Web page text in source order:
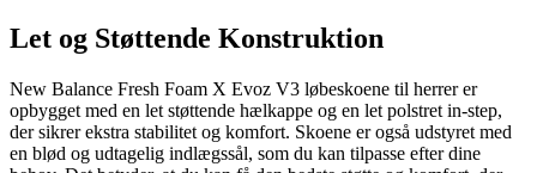
Let og Støttende Konstruktion
New Balance Fresh Foam X Evoz V3 løbeskoene til herrer er
opbygget med en let støttende hælkappe og en let polstret in-step,
der sikrer ekstra stabilitet og komfort. Skoene er også udstyret med
en blød og udtagelig indlægssål, som du kan tilpasse efter dine